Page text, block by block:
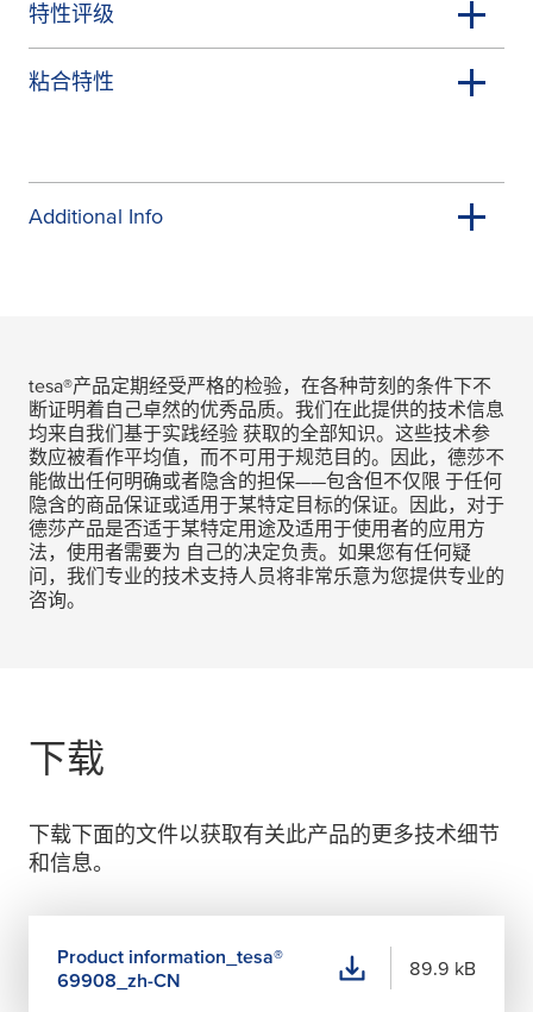
特性评级
粘合特性
Additional Info
tesa®产品定期经受严格的检验，在各种苛刻的条件下不
断证明着自己卓然的优秀品质。我们在此提供的技术信息
均来自我们基于实践经验 获取的全部知识。这些技术参
数应被看作平均值，而不可用于规范目的。因此，德莎不
能做出任何明确或者隐含的担保——包含但不仅限 于任何
隐含的商品保证或适用于某特定目标的保证。因此，对于
德莎产品是否适于某特定用途及适用于使用者的应用方
法，使用者需要为 自己的决定负责。如果您有任何疑
问，我们专业的技术支持人员将非常乐意为您提供专业的
咨询。
下载
下载下面的文件以获取有关此产品的更多技术细节
和信息。
Product information_ tesa®
69908_zh-CN
89.9 kB